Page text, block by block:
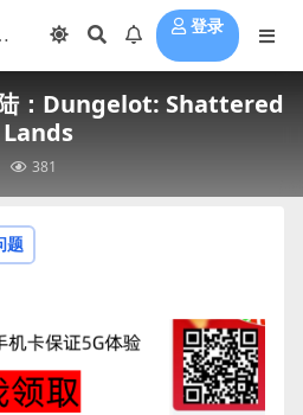
登录
：Dungelot: Shattered
Lands
381
题